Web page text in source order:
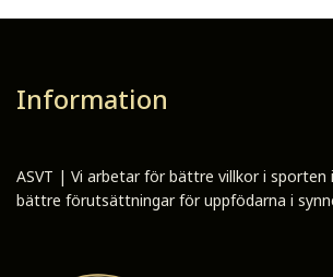
Information
ASVT | Vi arbetar för bättre villkor i
bättre förutsättningar för uppfödarna i